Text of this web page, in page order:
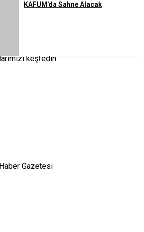
KAFUM’da Sahne Alacak
keşfedin